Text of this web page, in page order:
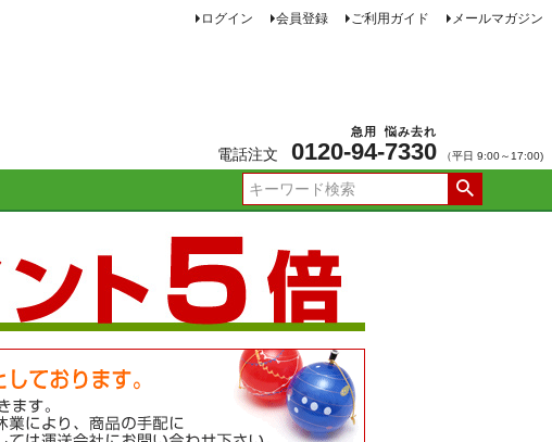
ログイン 会員登録 ご利用ガイド メールマガジン
電話注文 0120-94
急用
-7330
悩み去れ
（平日 9:00～17:00)